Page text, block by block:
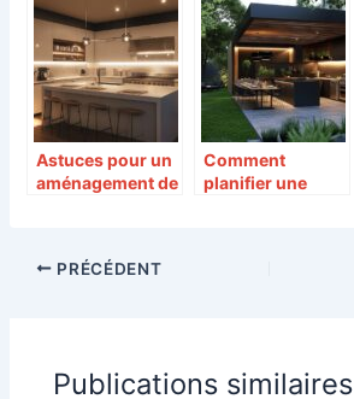
recette express
pour les soirs de
pluie
cuisine
originales pour
chaque repas
Astuces pour un
aménagement de
Comment
planifier une
PRÉCÉDENT
Publications similaires